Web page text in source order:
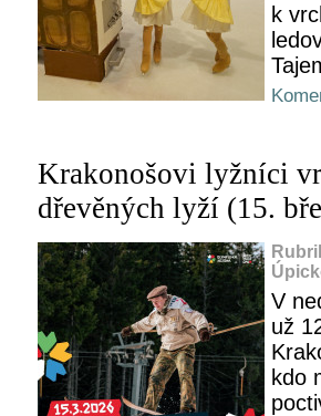
k
Krakonošovi lyžníci
dřevěných lyží (15.
V
už
kdo